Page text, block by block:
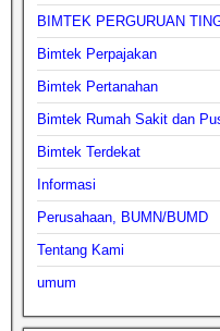
BIMTEK PERGURUAN
Bimtek Perpajakan
Bimtek Pertanahan
Bimtek Rumah Sakit dan
Bimtek Terdekat
Informasi
Perusahaan, BUMN/BUMD
Tentang Kami
umum